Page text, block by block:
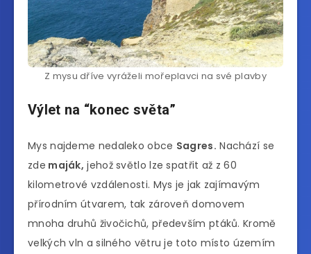
Z mysu dříve vyráželi mořeplavci na své plavby
Výlet na “konec světa”
Mys najdeme nedaleko obce Sagres. Nachází se
zde maják, jehož světlo lze spatřit až z 60
kilometrové vzdálenosti. Mys je jak zajímavým
přírodním útvarem, tak zároveň domovem
mnoha druhů živočichů, především ptáků. Kromě
velkých vln a silného větru je toto místo územím